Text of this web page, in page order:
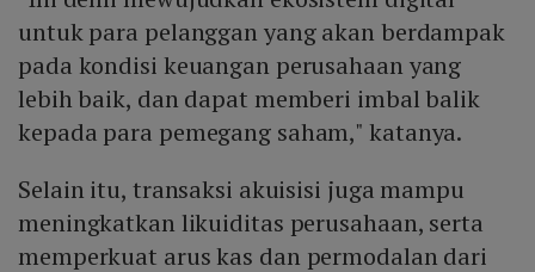
untuk para pelanggan yang akan berdampak
pada kondisi keuangan perusahaan yang
lebih baik, dan dapat memberi imbal balik
kepada para pemegang saham," katanya.
Selain itu, transaksi akuisisi juga mampu
meningkatkan likuiditas perusahaan, serta
memperkuat arus kas dan permodalan dari